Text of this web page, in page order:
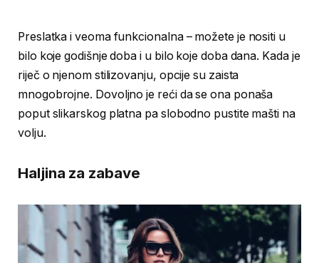
Preslatka i veoma funkcionalna – možete je nositi u
bilo koje godišnje doba i u bilo koje doba dana. Kada je
riječ o njenom stilizovanju, opcije su zaista
mnogobrojne. Dovoljno je reći da se ona ponaša
poput slikarskog platna pa slobodno pustite mašti na
volju.
Haljina za zabave